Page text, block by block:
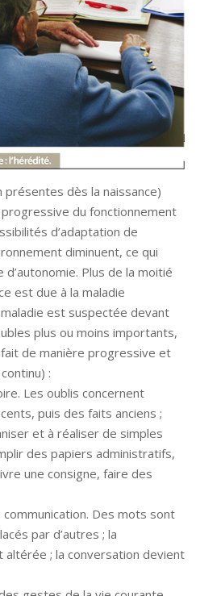
présentes dès la naissance)
du fonctionnement
d’adaptation de
diminuent, ce qui
Plus de la moitié
est due à la maladie
est suspectée devant
plus ou moins importants,
de manière progressive et
:
Les oublis concernent
puis des faits anciens ;
et à réaliser de simples
des papiers administratifs,
une consigne, faire des
Des mots sont
par d’autres ; la
altérée ; la conversation devient